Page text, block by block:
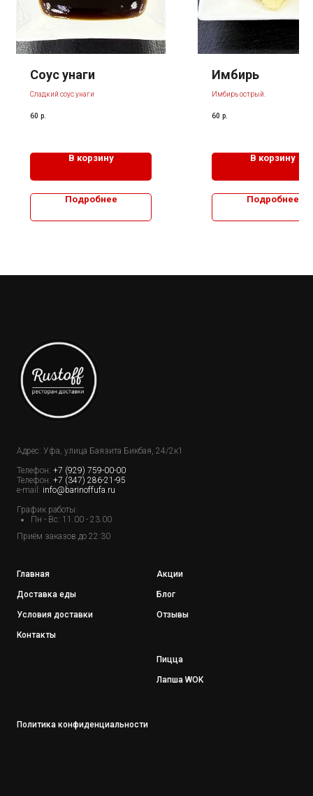
Соус унаги
Сладкий соус унаги
60 р.
В корзину
Подробнее
Имбирь
Имбирь острый.
60 р.
В корзину
Подробнее
Адрес: Уфа, улица Баязита Бикбая, 24/2к1
Телефон: +7 (929) 759-00-00
Телефон: +7 (347) 286-21-95
e-mail: info@barinoffufa.ru
График работы:
Пн - Вс: 11.00 - 23.00
Приём заказов до 22:30
Главная
Доставка еды
Условия доставки
Контакты
Акции
Блог
Отзывы
Пицца
Лапша WOK
Политика конфиденциальности